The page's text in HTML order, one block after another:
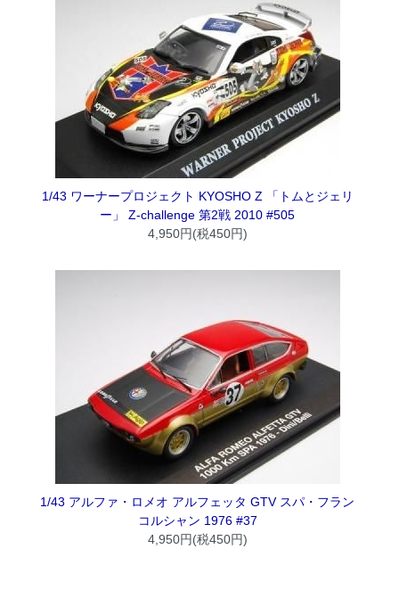
1/43 ワーナープロジェクト KYOSHO Z 「トムとジェリ
ー」 Z-challenge 第2戦 2010 #505
4,950円(税450円)
1/43 アルファ・ロメオ アルフェッタ GTV スパ・フラン
コルシャン 1976 #37
4,950円(税450円)